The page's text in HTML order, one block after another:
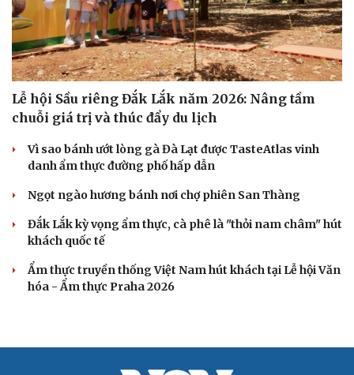
Lễ hội Sầu riêng Đắk Lắk năm 2026: Nâng tầm
chuỗi giá trị và thúc đẩy du lịch
Vì sao bánh ướt lòng gà Đà Lạt được TasteAtlas vinh
danh ẩm thực đường phố hấp dẫn
Ngọt ngào hương bánh nơi chợ phiên San Thàng
Đắk Lắk kỳ vọng ẩm thực, cà phê là "thỏi nam châm" hút
khách quốc tế
Ẩm thực truyền thống Việt Nam hút khách tại Lễ hội Văn
hóa - Ẩm thực Praha 2026